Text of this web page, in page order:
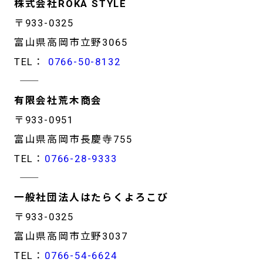
株式会社ROKA STYLE
〒933-0325
富山県高岡市立野3065
TEL：
0766-50-8132
―――――――――――――――――
有限会社荒木商会
〒933-0951
富山県高岡市長慶寺755
TEL： 0766-28-9333
―――――――――――――――――
一般社団法人はたらくよろこび
〒933-0325
富山県高岡市立野3037
TEL： 0766-54-6624